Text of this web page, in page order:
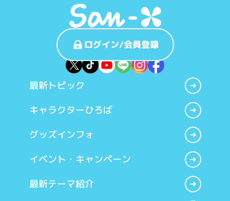
ログイン/会員登録
最新トピック
キャラクターひろば
グッズインフォ
イベント・キャンペーン
最新テーマ紹介